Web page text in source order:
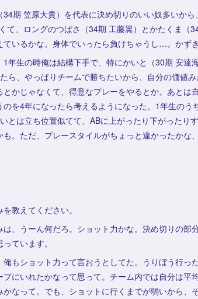
期 笠原大貴）を代表に決め切りのいい奴多いか
て、ロングのつばさ（34期 工藤翼）とかたくま（
ているかな。身体でいったら負けちゃうし…。かず
年生の時俺は結構下手で、特にかいと（30期 安達
ら、やっぱりチームで勝ちたいから、自分の価値
とかじゃなくて、得意なプレーをやるとか。あと
を4年になったら考えるようになった。1年生のう
とは立ち位置似てて、ABに上がったり下がったり
。ただ、プレースタイルがちょっと違かったかな
教えてください。
、うーん何だろ。ショット力かな。決め切りの
ています。
もショット力って言おうとしてた。うりぼう行っ
にいれたかなって思って。チーム内では自分は平
なって。でも、ショットに行くまでが弱いから、